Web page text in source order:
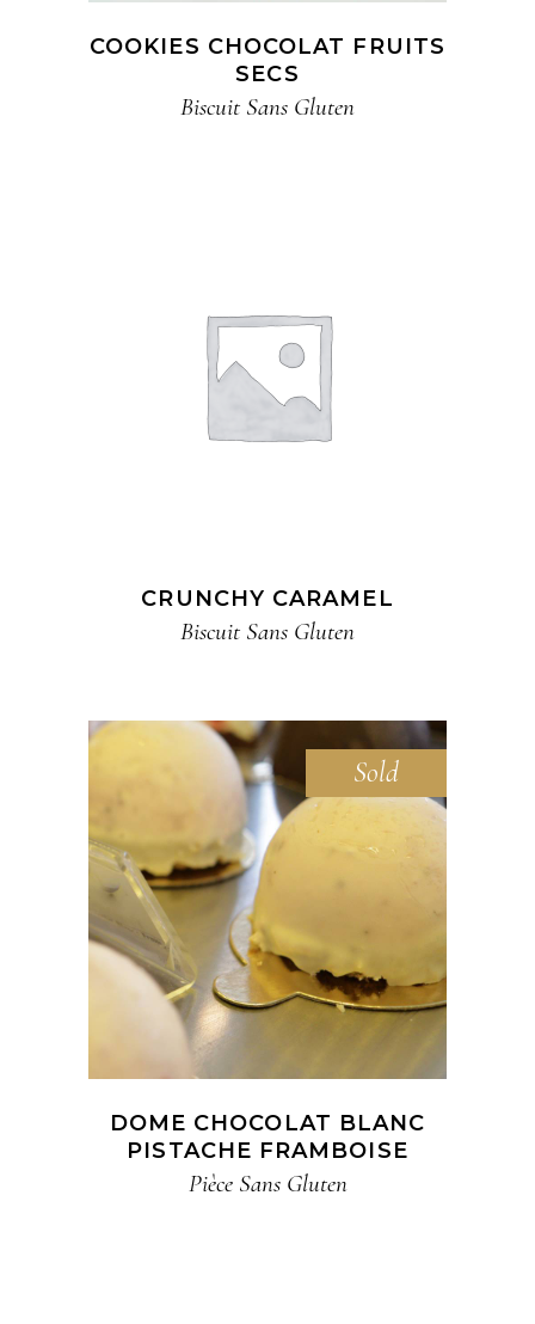
COOKIES CHOCOLAT FRUITS
SECS​
Biscuit​ Sans Gluten
CRUNCHY CARAMEL
Biscuit​ Sans Gluten
Sold
READ MORE
DOME CHOCOLAT BLANC
PISTACHE FRAMBOISE​
Pièce​ Sans Gluten​